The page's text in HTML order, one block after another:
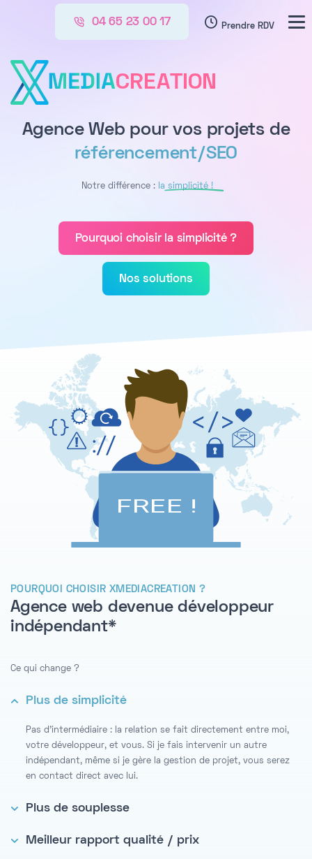
CREATION
04 65 23 00 17 Prendre RDV
Agence Web pour vos projets de
développement web
Notre différence : la simplicité !
Pourquoi choisir la simplicité ?
Nos solutions
POURQUOI CHOISIR XMEDIACREATION ?
Agence web devenue développeur
indépendant*
Ce qui change ?
Plus de simplicité
Pas d'intermédiaire : la relation se fait directement entre moi,
votre développeur, et vous. Si je fais intervenir un autre
indépendant, même si je gère la gestion de projet, vous serez
en contact direct avec lui.
Plus de souplesse
Meilleur rapport qualité / prix